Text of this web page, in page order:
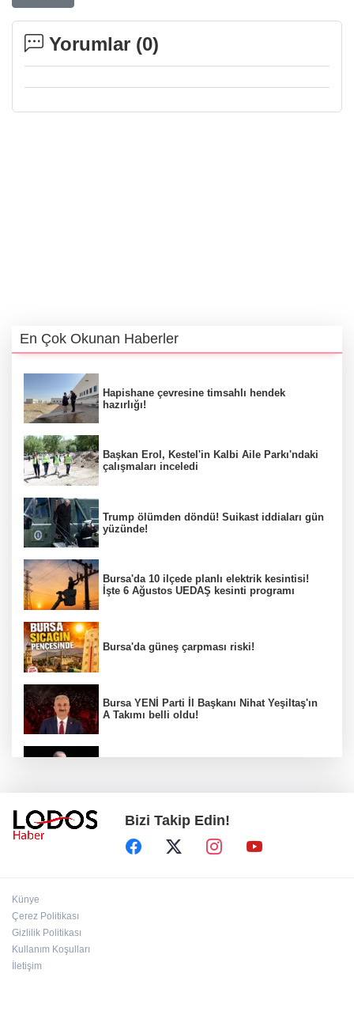
Yorumlar (0)
En Çok Okunan Haberler
Hapishane çevresine timsahlı hendek
hazırlığı!
Başkan Erol, Kestel'in Kalbi Aile Parkı'ndaki
çalışmaları inceledi
Trump ölümden döndü! Suikast iddiaları gün
yüzünde!
Bursa'da 10 ilçede planlı elektrik kesintisi!
İşte 6 Ağustos UEDAŞ kesinti programı
Bursa'da güneş çarpması riski!
Bursa YENİ Parti İl Başkanı Nihat Yeşiltaş'ın
A Takımı belli oldu!
Ömer Çelik: "Yasal düzenleme PKK'yı sona
erdirecek"
Bizi Takip Edin!
Künye
Çerez Politikası
Gizlilik Politikası
Kullanım Koşulları
İletişim